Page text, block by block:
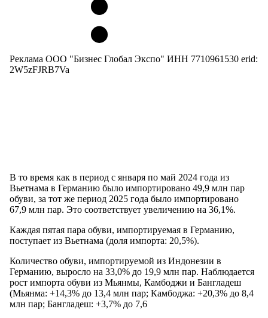
Реклама ООО "Бизнес Глобал Экспо" ИНН 7710961530 erid:
2W5zFJRB7Va
В то время как в период с января по май 2024 года из
Вьетнама в Германию было импортировано 49,9 млн пар
обуви, за тот же период 2025 года было импортировано
67,9 млн пар. Это соответствует увеличению на 36,1%.
Каждая пятая пара обуви, импортируемая в Германию,
поступает из Вьетнама (доля импорта: 20,5%).
Количество обуви, импортируемой из Индонезии в
Германию, выросло на 33,0% до 19,9 млн пар. Наблюдается
рост импорта обуви из Мьянмы, Камбоджи и Бангладеш
(Мьянма: +14,3% до 13,4 млн пар; Камбоджа: +20,3% до 8,4
млн пар; Бангладеш: +3,7% до 7,6